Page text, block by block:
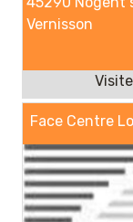
Vernisson
Face Centre